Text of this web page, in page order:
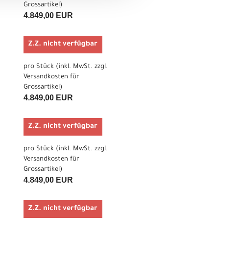
Grossartikel)
4.849,00 EUR
Z.Z. nicht verfügbar
pro Stück (inkl. MwSt. zzgl.
Versandkosten für
Grossartikel)
4.849,00 EUR
Z.Z. nicht verfügbar
pro Stück (inkl. MwSt. zzgl.
Versandkosten für
Grossartikel)
4.849,00 EUR
Z.Z. nicht verfügbar